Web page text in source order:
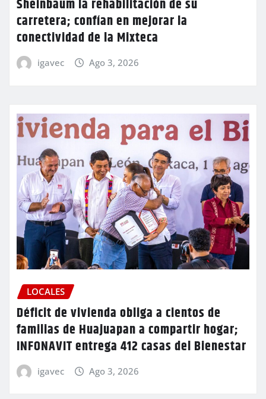
Sheinbaum la rehabilitación de su
carretera; confían en mejorar la
conectividad de la Mixteca
igavec Ago 3, 2026
LOCALES
Déficit de vivienda obliga a cientos de
familias de Huajuapan a compartir hogar;
INFONAVIT entrega 412 casas del Bienestar
igavec Ago 3, 2026